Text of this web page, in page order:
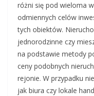
różni się pod wieloma
odmiennych celów
tych obiektów.
jednorodzinne czy
na podstawie metody
ceny podobnych
rejonie. W przypadku
jak biura czy lokale